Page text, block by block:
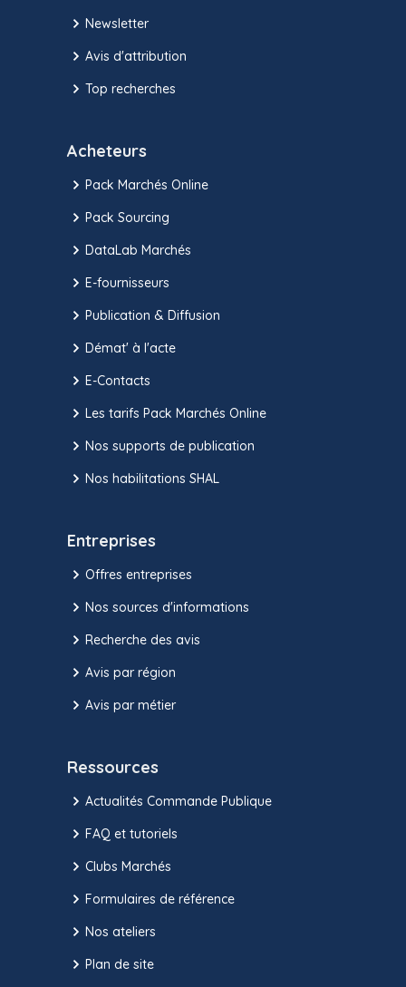
Newsletter
Avis d'attribution
Top recherches
Acheteurs
Pack Marchés Online
Pack Sourcing
DataLab Marchés
E-fournisseurs
Publication & Diffusion
Démat' à l'acte
E-Contacts
Les tarifs Pack Marchés Online
Nos supports de publication
Nos habilitations SHAL
Entreprises
Offres entreprises
Nos sources d'informations
Recherche des avis
Avis par région
Avis par métier
Ressources
Actualités Commande Publique
FAQ et tutoriels
Clubs Marchés
Formulaires de référence
Nos ateliers
Plan de site